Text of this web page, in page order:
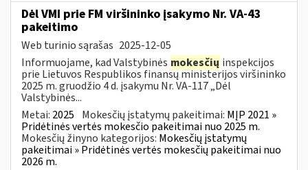
Dėl VMI prie FM viršininko įsakymo Nr. VA-43
pakeitimo
Web turinio sąrašas 2025-12-05
Informuojame, kad Valstybinės mokesčių inspekcijos
prie Lietuvos Respublikos finansų ministerijos viršininko
2025 m. gruodžio 4 d. įsakymu Nr. VA-117 „Dėl
Valstybinės...
Metai: 2025 Mokesčių įstatymų pakeitimai: MĮP 2021 »
Pridėtinės vertės mokesčio pakeitimai nuo 2025 m.
Mokesčių žinyno kategorijos: Mokesčių įstatymų
pakeitimai » Pridėtinės vertės mokesčių pakeitimai nuo
2026 m.